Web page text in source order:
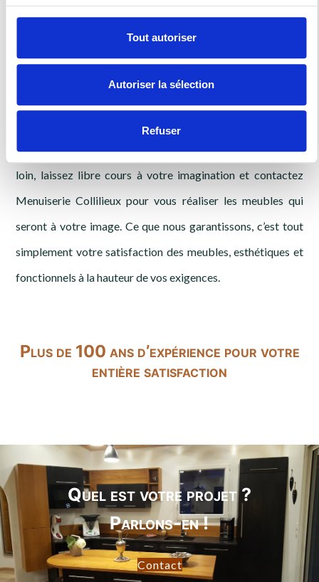
Tout autoriser
Autoriser la sélection
Refuser
dressing dans la
région
Bien au-delà de Belfort, dans la Haute-Saône (70) et plus
loin, laissez libre cours à votre imagination et contactez
Menuiserie Collilieux pour vous réaliser les meubles qui
seront à votre image. Ce que nous garantissons, c’est tout
simplement votre satisfaction des meubles, esthétiques et
fonctionnels à la hauteur de vos exigences.
Plus de 100 ans d’expérience pour votre
entière satisfaction
Quel est votre projet ?
Parlons-en !
Contact